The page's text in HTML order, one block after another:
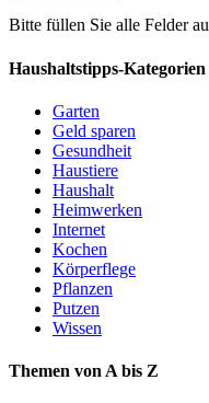
Bitte füllen Sie alle Felder
Haushaltstipps-Kategorien
Garten
Geld sparen
Gesundheit
Haustiere
Haushalt
Heimwerken
Internet
Kochen
Körperflege
Pflanzen
Putzen
Wissen
Themen von A bis Z